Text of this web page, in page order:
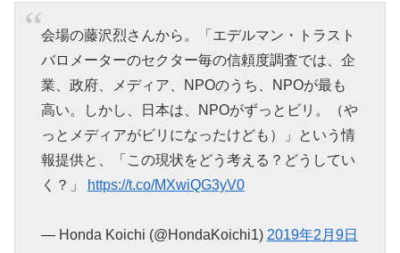
会場の藤沢烈さんから。「エデルマン・トラスト
バロメーターのセクター毎の信頼度調査では、企
業、政府、メディア、NPOのうち、NPOが最も
高い。しかし、日本は、NPOがずっとビリ。（や
っとメディアがビリになったけども）」という情
報提供と、「この現状をどう考える？どうしてい
く？」
https://t.co/MXwiQG3yV0
— Honda Koichi (@HondaKoichi1) 2019年2月9日